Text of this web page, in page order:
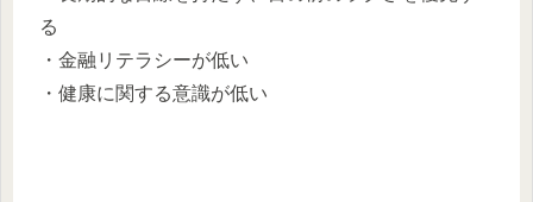
る
・金融リテラシーが低い
・健康に関する意識が低い